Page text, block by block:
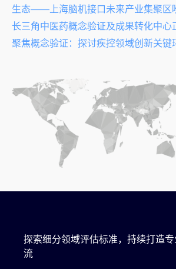
生态——上海脑机接口未来产业集聚区
长三角中医药概念验证及成果转化中心
聚焦概念验证：探讨疾控领域创新关键
探索细分领域评估标准，持续打造
流